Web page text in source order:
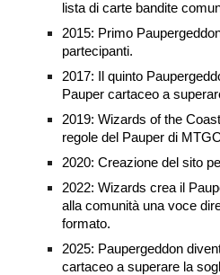
lista di carte bandite
2015: Primo
partecipanti.
2017: Il quinto
Pauper cartaceo a
2019: Wizards of the
regole del Pauper di
2020: Creazione del sito
2022: Wizards crea il
alla comunità una voce
formato.
2025: Paupergeddon
cartaceo a superare la